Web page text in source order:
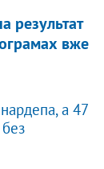
результат
вже
а 47